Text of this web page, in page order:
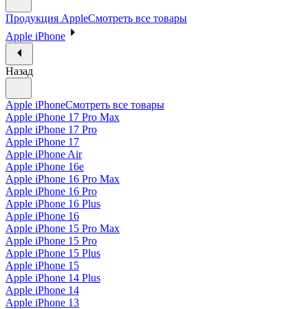
Продукция AppleСмотреть все товары
Apple iPhone
Назад
Apple iPhoneСмотреть все товары
Apple iPhone 17 Pro Max
Apple iPhone 17 Pro
Apple iPhone 17
Apple iPhone Air
Apple iPhone 16e
Apple iPhone 16 Pro Max
Apple iPhone 16 Pro
Apple iPhone 16 Plus
Apple iPhone 16
Apple iPhone 15 Pro Max
Apple iPhone 15 Pro
Apple iPhone 15 Plus
Apple iPhone 15
Apple iPhone 14 Plus
Apple iPhone 14
Apple iPhone 13